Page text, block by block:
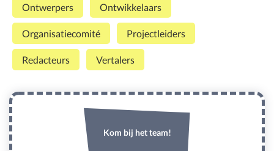
Ontwerpers Ontwikkelaars
Organisatiecomité Projectleiders
Redacteurs Vertalers
Kom bij het team!